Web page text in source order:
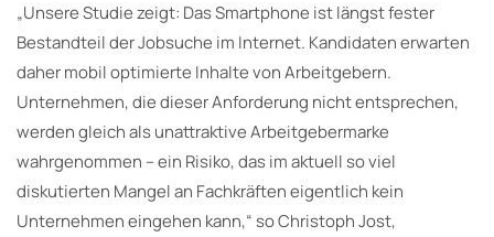
„Unsere Studie zeigt: Das Smartphone ist längst fester
Bestandteil der Jobsuche im Internet. Kandidaten erwarten
daher mobil optimierte Inhalte von Arbeitgebern.
Unternehmen, die dieser Anforderung nicht entsprechen,
werden gleich als unattraktive Arbeitgebermarke
wahrgenommen – ein Risiko, das im aktuell so viel
diskutierten Mangel an Fachkräften eigentlich kein
Unternehmen eingehen kann,“ so Christoph Jost,